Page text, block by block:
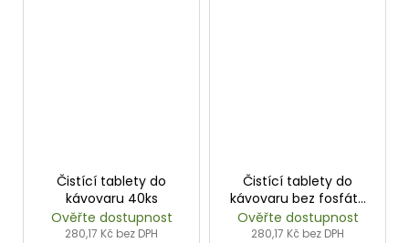
Čistící tablety do
kávovaru 40ks
Ověřte dostupnost
280,17 Kč bez DPH
Čistící tablety do
kávovaru bez fosfátů
45ks
Ověřte dostupnost
280,17 Kč bez DPH